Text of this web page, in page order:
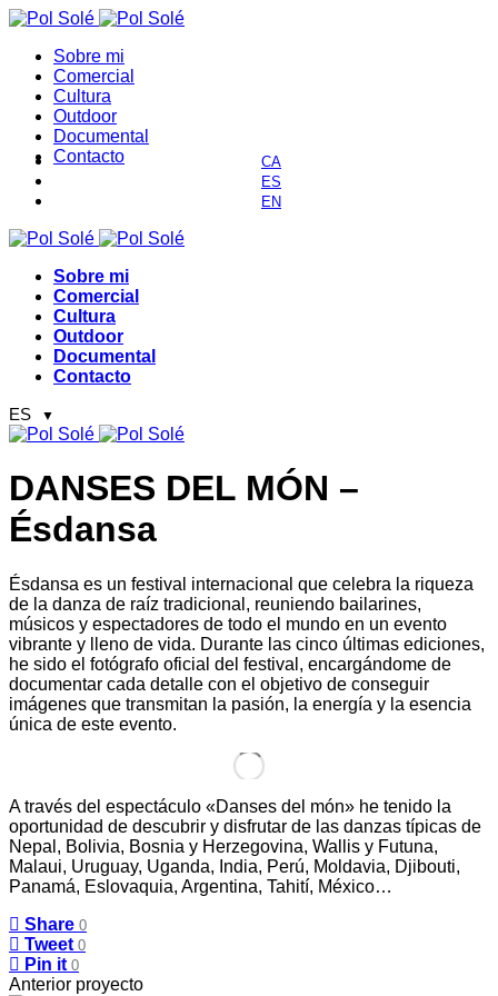
Sobre mi
Comercial
Cultura
Outdoor
Documental
Contacto
Sobre mi
Comercial
Cultura
Outdoor
Documental
Contacto
ES
▼
DANSES DEL MÓN –
Ésdansa
Ésdansa es un festival internacional que celebra la riqueza
de la danza de raíz tradicional, reuniendo bailarines,
músicos y espectadores de todo el mundo en un evento
vibrante y lleno de vida. Durante las cinco últimas ediciones,
he sido el fotógrafo oficial del festival, encargándome de
documentar cada detalle con el objetivo de conseguir
imágenes que transmitan la pasión, la energía y la esencia
única de este evento.
A través del espectáculo «Danses del món» he tenido la
oportunidad de descubrir y disfrutar de las danzas típicas de
Nepal, Bolivia, Bosnia y Herzegovina, Wallis y Futuna,
Malaui, Uruguay, Uganda, India, Perú, Moldavia, Djibouti,
Panamá, Eslovaquia, Argentina, Tahití, México…
Share 0
Tweet 0
Pin it 0
Anterior proyecto